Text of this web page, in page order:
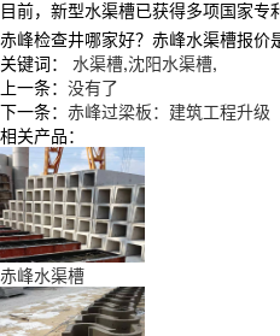
目前，新型水渠槽已获得多项国家
赤峰检查井哪家好？赤峰水渠槽报
关键词： 水渠槽,沈阳水渠槽,
上一条： 没有了
下一条： 赤峰过梁板：建筑工程升级​ ​
相关产品：
赤峰水渠槽